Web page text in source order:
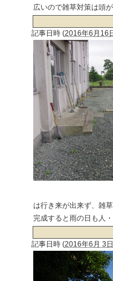
広いので雑草対策は頭が
記事日時 (2016年6月16
は行き来が出来ず、雑
完成すると雨の日も人
記事日時 (2016年6月 3